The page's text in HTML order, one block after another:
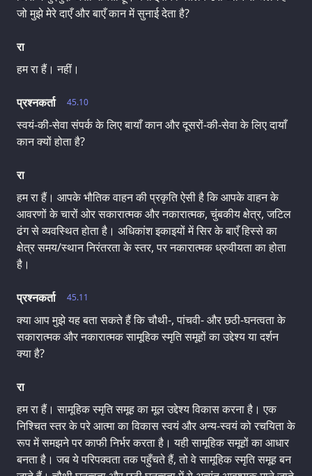
जो मुझे मेरे दाएँ और बाएँ कान में सुनाई देता है?
रा
हम रा हैं। नहीं।
45.10
प्रश्नकर्ता
स्वयं-की-सेवा संपर्क के लिए बायाँ कान और दूसरों-की-सेवा के लिए दायाँ
कान क्यों होता है?
रा
हम रा हैं। आपके भौतिक वाहन की प्रकृति ऐसी है कि आपके वाहन के
आवरणों के चारों ओर सकारात्मक और नकारात्मक, चुंबकीय क्षेत्र, जटिल
ढंग से व्यवस्थित होता है। अधिकांश इकाइयों में सिर के बाएँ हिस्से का
क्षेत्र समय/स्थान निरंतरता के स्तर, पर नकारात्मक ध्रुवीयता का होता
है।
45.11
प्रश्नकर्ता
क्या आप मुझे यह बता सकते हैं कि चौथी-, पांचवी- और छठी-घनत्वता के
सकारात्मक और नकारात्मक सामूहिक स्मृति समूहों का उद्देश्य या दर्शन
क्या है?
रा
हम रा हैं। सामूहिक स्मृति समूह का मूल उद्देश्य विकास करना है। एक
निश्चित स्तर के परे आत्मा का विकास स्वयं और अन्य-स्वयं को रचयिता के
रूप में समझने पर काफी निर्भर करता है। यही सामूहिक समूहों का आधार
बनता है। जब ये परिपक्वता तक पहुँचते हैं, तो वे सामूहिक स्मृति समूह बन